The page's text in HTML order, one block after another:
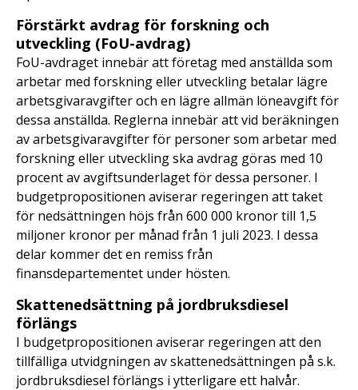
Förstärkt avdrag för forskning och
utveckling (FoU-avdrag)
FoU-avdraget innebär att företag med anställda som
arbetar med forskning eller utveckling betalar lägre
arbetsgivaravgifter och en lägre allmän löneavgift för
dessa anställda. Reglerna innebär att vid beräkningen
av arbetsgivaravgifter för personer som arbetar med
forskning eller utveckling ska avdrag göras med 10
procent av avgiftsunderlaget för dessa personer. I
budgetpropositionen aviserar regeringen att taket
för nedsättningen höjs från 600 000 kronor till 1,5
miljoner kronor per månad från 1 juli 2023. I dessa
delar kommer det en remiss från
finansdepartementet under hösten.
Skattenedsättning på jordbruksdiesel
förlängs
I budgetpropositionen aviserar regeringen att den
tillfälliga utvidgningen av skattenedsättningen på s.k.
jordbruksdiesel förlängs i ytterligare ett halvår.